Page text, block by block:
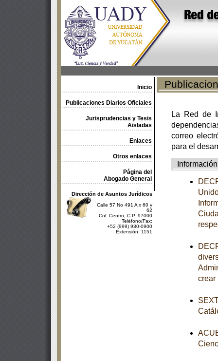
Inicio
Publicaciones Diarios Oficiales
Jurisprudencias y Tesis
Aisladas
Enlaces
Otros enlaces
Página del
Abogado General
Dirección de Asuntos Jurídicos
Calle 57 No 491 A x 60 y
62
Col. Centro, C.P. 97000
Teléfono/Fax:
+52 (999) 930-0900
Extensión: 1151
La Red de
correo
para el
Información
crear